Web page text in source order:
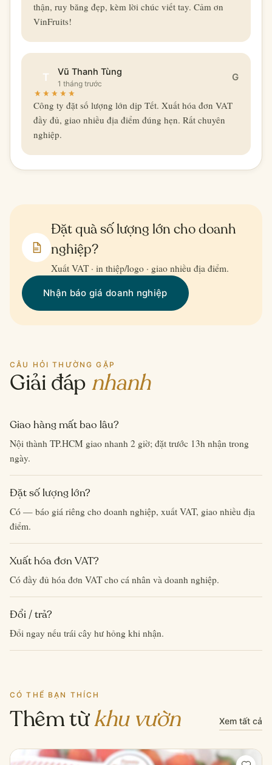
thận, ruy băng đẹp, kèm lời chúc viết tay. Cảm ơn
VinFruits!
T Vũ Thanh Tùng
1 tháng trước
G
Công ty đặt số lượng lớn dịp Tết. Xuất hóa đơn VAT
đầy đủ, giao nhiều địa điểm đúng hẹn. Rất chuyên
nghiệp.
Đặt quà số lượng lớn cho doanh
nghiệp?
Xuất VAT · in thiệp/logo · giao nhiều địa điểm.
Nhận báo giá doanh nghiệp
CÂU HỎI THƯỜNG GẶP
Giải đápnhanh
Giao hàng mất bao lâu?
Nội thành TP.HCM giao nhanh 2 giờ; đặt trước 13h nhận trong
ngày.
Đặt số lượng lớn?
Có — báo giá riêng cho doanh nghiệp, xuất VAT, giao nhiều địa
điểm.
Xuất hóa đơn VAT?
Có đầy đủ hóa đơn VAT cho cá nhân và doanh nghiệp.
Đổi / trả?
Đổi ngay nếu trái cây hư hỏng khi nhận.
CÓ THỂ BẠN THÍCH
Thêm từkhu vườn Xem tất cả